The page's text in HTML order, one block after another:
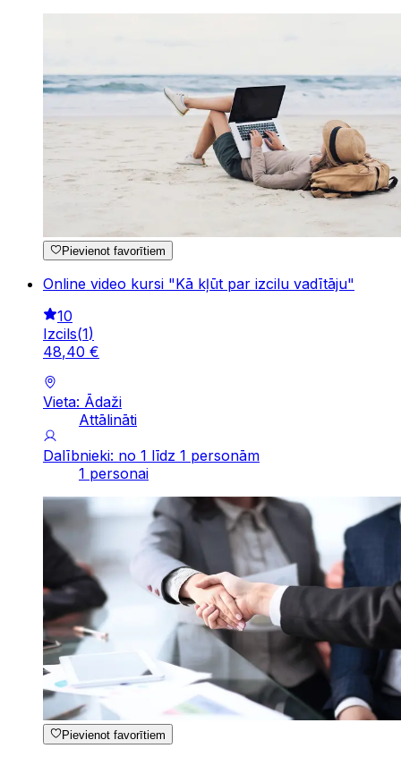
Pievienot favorītiem
Online video kursi "Kā kļūt par izcilu vadītāju"
10
Izcils(1)
48,40 €
Vieta: Ādaži
Attālināti
Dalībnieki: no 1 līdz 1 personām
1 personai
Pievienot favorītiem